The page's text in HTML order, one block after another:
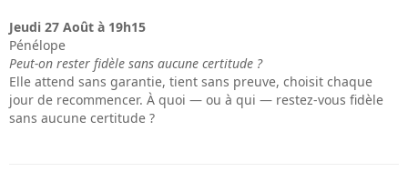
Jeudi 27 Août à 19h15
Pénélope
Peut-on rester fidèle sans aucune certitude ?
Elle attend sans garantie, tient sans preuve, choisit chaque
jour de recommencer. À quoi — ou à qui — restez-vous fidèle
sans aucune certitude ?